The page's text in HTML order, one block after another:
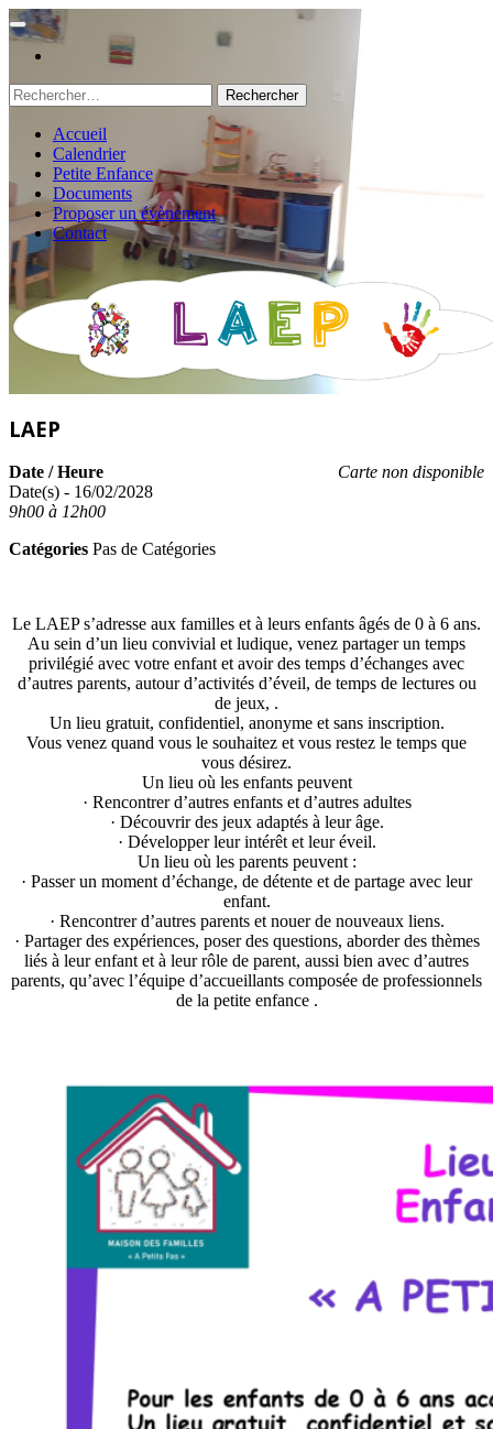
Rechercher :
Accueil
Calendrier
Petite Enfance
Documents
Proposer un évènement
Contact
LAEP
Carte non disponible
Date / Heure
Date(s) - 16/02/2028
9h00 à 12h00
Catégories Pas de Catégories
Le LAEP s’adresse aux familles et à leurs enfants âgés de 0 à 6 ans.
Au sein d’un lieu convivial et ludique, venez partager un temps
privilégié avec votre enfant et avoir des temps d’échanges avec
d’autres parents, autour d’activités d’éveil, de temps de lectures ou
de jeux, .
Un lieu gratuit, confidentiel, anonyme et sans inscription.
Vous venez quand vous le souhaitez et vous restez le temps que
vous désirez.
Un lieu où les enfants peuvent
· Rencontrer d’autres enfants et d’autres adultes
· Découvrir des jeux adaptés à leur âge.
· Développer leur intérêt et leur éveil.
Un lieu où les parents peuvent :
· Passer un moment d’échange, de détente et de partage avec leur
enfant.
· Rencontrer d’autres parents et nouer de nouveaux liens.
· Partager des expériences, poser des questions, aborder des thèmes
liés à leur enfant et à leur rôle de parent, aussi bien avec d’autres
parents, qu’avec l’équipe d’accueillants composée de professionnels
de la petite enfance .